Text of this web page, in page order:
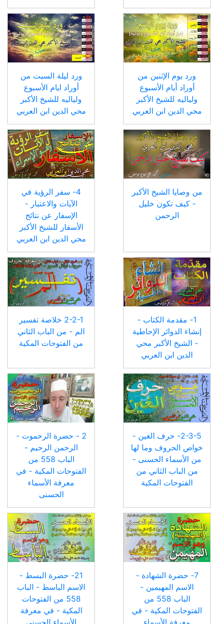
ورد يوم الإثنين من
أوراد أيام الأسبوع
ولياليه للشيخ الأكبر
محي الدين ابن العربي
ورد ليلة السبت من
أوراد ايام الأسبوع
ولياليه للشيخ الأكبر
محي الدين ابن العربي
من وصايا الشيخ الأكبر
- كيف تكون خليل
الرحمن
4- سفر الرؤية في
الآيات والاعتبار -
الإسفار عن نتائج
الأسفار للشيخ الأكبر
محي الدين ابن العربي
1- مقدمة الكتاب -
إنشاء الدوائر الإحاطية
- الشيخ الأكبر محي
الدين ابن العربي
2-2-1 خلاصة تفسير
الم - من الباب الثاني
من الفتوحات المكية
2-3-5- حرف الغين -
خواص الحروف وما لها
من الأسماء الحسنى -
من الباب الثاني من
الفتوحات المكية
2 - حضرة الرحموت -
الرحمن الرحيم -
الباب 558 من
الفتوحات المكية - في
معرفة الأسماء
الحسنى
7- حضرة الشهادة -
الاسم المهيمين -
الباب 558 من
الفتوحات المكية - في
21- حضرة البسط -
الاسم الباسط - الباب
558 من الفتوحات
المكية - في معرفة